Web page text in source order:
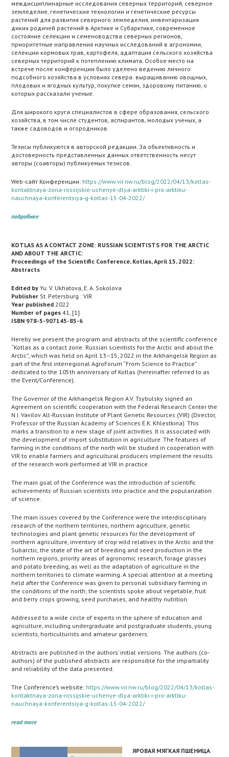
междисциплинарные исследования северных территорий, северное
земледелие, генетические технологии и генетические ресурсы
растений для развития северного земледелия, инвентаризация
диких родичей растений в Арктике и Субарктике, современное
состояние селекции и семеноводства северных регионов,
приоритетные направления научных исследований в агрономии,
селекции кормовых трав, картофеля, адаптация сельского хозяйства
северных территорий к потеплению климата. Особое место на
встрече после конференции было уделено ведению личного
подсобного хозяйства в условиях севера: выращиванию овощных,
плодовых и ягодных культур, покупке семян, здоровому питанию, о
которых рассказали ученые.
Для широкого круга специалистов в сфере образования, сельского
хозяйства, в том числе студентов, аспирантов, молодых ученых, а
также садоводов и огородников.
Тезисы публикуются в авторской редакции. За объективность и
достоверность представленных данных ответственность несут
авторы (соавторы) публикуемых тезисов.
Web-сайт Конференции: https://www.vir.nw.ru/blog/2022/04/13/kotlas-
kontaktnaya-zona-rossijskie-uchenye-dlya-arktiki-i-pro-arktiku-
nauchnaya-konferentsiya-g-kotlas-15-04-2022/
подробнее
KOTLAS AS A CONTACT ZONE: RUSSIAN SCIENTISTS FOR THE ARCTIC
AND ABOUT THE ARCTIC:
Proceedings of the Scientific Conference, Kotlas, April 15, 2022:
Abstracts
Edited by Yu. V. Ukhatova, E. A. Sokolova
Publisher St. Petersburg : VIR
Year published 2022
Number of pages 41, [1]
ISBN 978-5-907145-85-6
Hereby we present the program and abstracts of the scientific conference
“Kotlas as a contact zone: Russian scientists for the Arctic and about the
Arctic”, which was held on April 13–15, 2022 in the Arkhangelsk Region as
part of the first interregional AgroForum “From Science to Practice”
dedicated to the 105th anniversary of Kotlas (hereinafter referred to as
the Event/Conference).
The Governor of the Arkhangelsk Region A.V. Tsybulsky signed an
Agreement on scientific cooperation with the Federal Research Center the
N.I. Vavilov All-Russian Institute of Plant Genetic Resources (VIR) (Director,
Professor of the Russian Academy of Sciences E.K. Khlestkina). This
marks a transition to a new stage of joint activities. It is associated with
the development of import substitution in agriculture. The features of
farming in the conditions of the north will be studied in cooperation with
VIR to enable farmers and agricultural producers implement the results
of the research work performed at VIR in practice.
The main goal of the Conference was the introduction of scientific
achievements of Russian scientists into practice and the popularization
of science.
The main issues covered by the Conference were the interdisciplinary
research of the northern territories, northern agriculture, genetic
technologies and plant genetic resources for the development of
northern agriculture, inventory of crop wild relatives in the Arctic and the
Subarctic, the state of the art of breeding and seed production in the
northern regions, priority areas of agronomic research, forage grasses
and potato breeding, as well as the adaptation of agriculture in the
northern territories to climate warming. A special attention at a meeting
held after the Conference was given to personal subsidiary farming in
the conditions of the north; the scientists spoke about vegetable, fruit
and berry crops growing, seed purchases, and healthy nutrition.
Addressed to a wide circle of experts in the sphere of education and
agriculture, including undergraduate and postgraduate students, young
scientists, horticulturists and amateur gardeners.
Abstracts are published in the authors’ initial versions. The authors (co-
authors) of the published abstracts are responsible for the impartiality
and reliability of the data presented.
The Conference’s website: https://www.vir.nw.ru/blog/2022/04/13/kotlas-
kontaktnaya-zona-rossijskie-uchenye-dlya-arktiki-i-pro-arktiku-
nauchnaya-konferentsiya-g-kotlas-15-04-2022/
read more
ЯРОВАЯ МЯГКАЯ ПШЕНИЦА